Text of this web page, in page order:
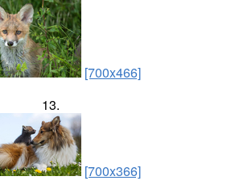
[700x466]
13.
[700x366]